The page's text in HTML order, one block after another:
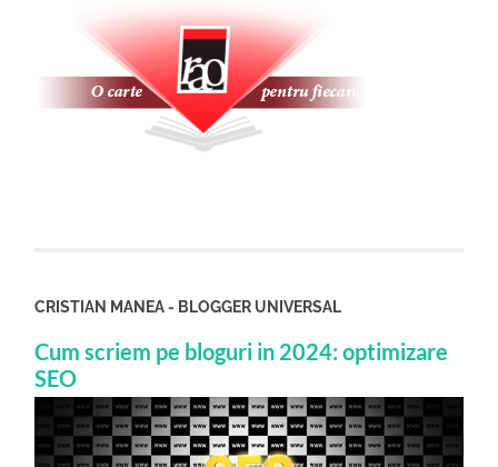
CRISTIAN MANEA - BLOGGER UNIVERSAL
Cum scriem pe bloguri in 2024: optimizare
SEO